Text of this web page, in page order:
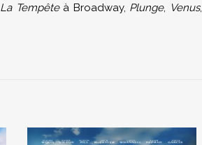
La Tempêteà Broadway, Plunge, Venus,